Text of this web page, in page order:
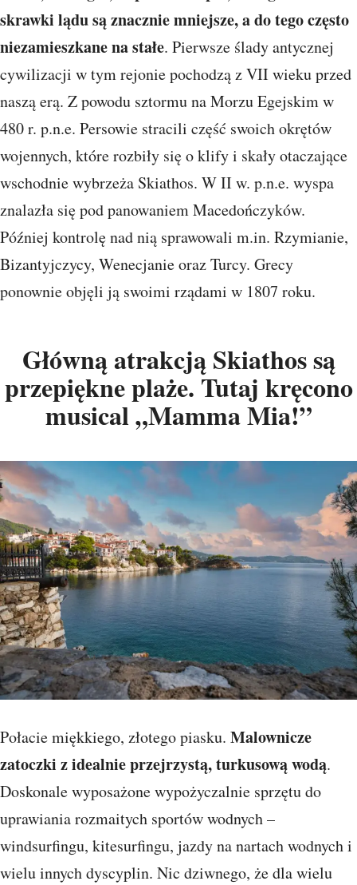
skrawki lądu są znacznie mniejsze, a do tego często
niezamieszkane na stałe. Pierwsze ślady antycznej
cywilizacji w tym rejonie pochodzą z VII wieku przed
naszą erą. Z powodu sztormu na Morzu Egejskim w
480 r. p.n.e. Persowie stracili część swoich okrętów
wojennych, które rozbiły się o klify i skały otaczające
wschodnie wybrzeża Skiathos. W II w. p.n.e. wyspa
znalazła się pod panowaniem Macedończyków.
Później kontrolę nad nią sprawowali m.in. Rzymianie,
Bizantyjczycy, Wenecjanie oraz Turcy. Grecy
ponownie objęli ją swoimi rządami w 1807 roku.
Główną atrakcją Skiathos są
przepiękne plaże. Tutaj kręcono
musical „Mamma Mia!”
Połacie miękkiego, złotego piasku. Malownicze
zatoczki z idealnie przejrzystą, turkusową wodą.
Doskonale wyposażone wypożyczalnie sprzętu do
uprawiania rozmaitych sportów wodnych –
windsurfingu, kitesurfingu, jazdy na nartach wodnych i
wielu innych dyscyplin. Nic dziwnego, że dla wielu